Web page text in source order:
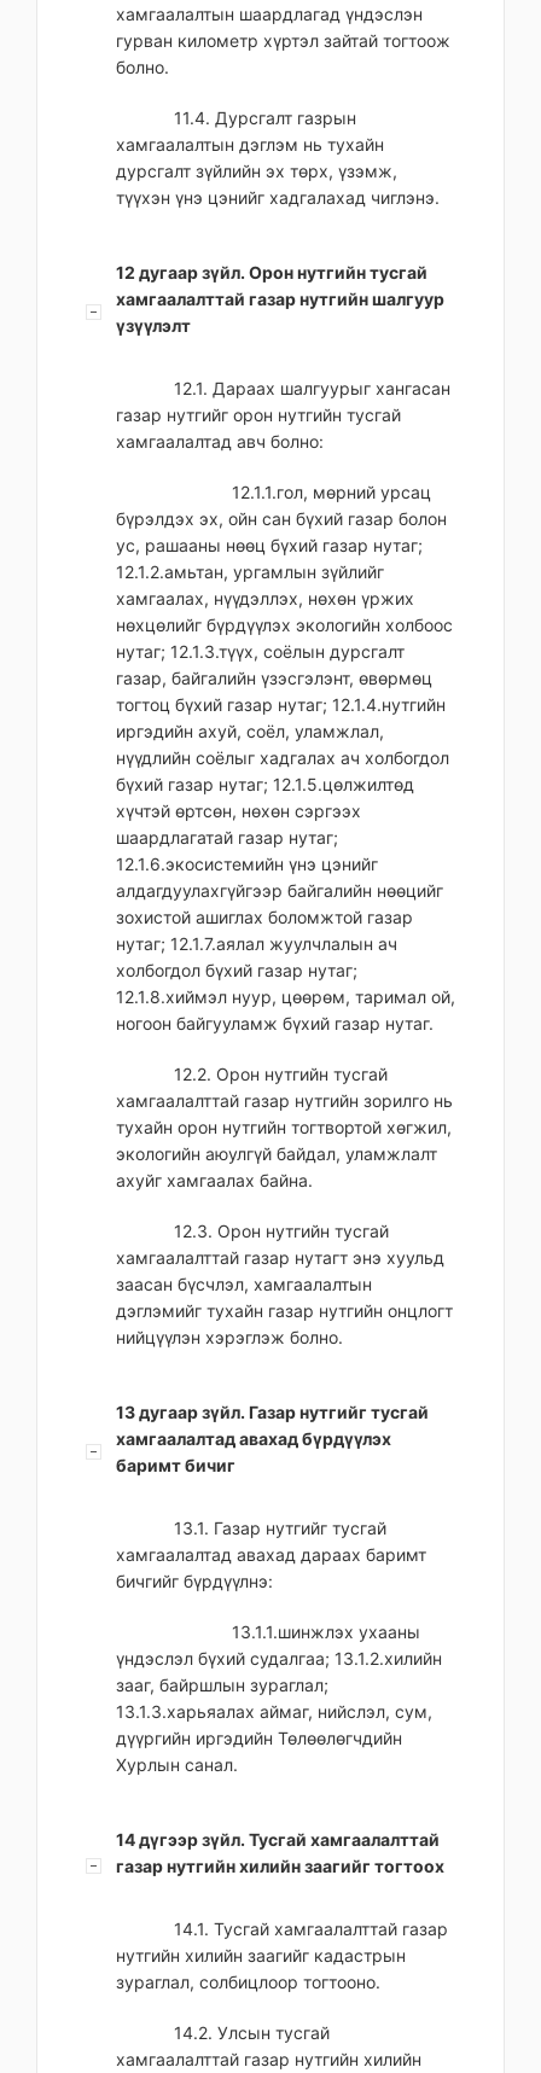
хамгаалалтын шаардлагад үндэслэн
гурван километр хүртэл зайтай тогтоож
болно.
11.4. Дурсгалт газрын
хамгаалалтын дэглэм нь тухайн
дурсгалт зүйлийн эх төрх, үзэмж,
түүхэн үнэ цэнийг хадгалахад чиглэнэ.
12 дугаар зүйл. Орон нутгийн тусгай
хамгаалалттай газар нутгийн шалгуур
үзүүлэлт
12.1. Дараах шалгуурыг хангасан
газар нутгийг орон нутгийн тусгай
хамгаалалтад авч болно:
12.1.1.гол, мөрний урсац
бүрэлдэх эх, ойн сан бүхий газар болон
ус, рашааны нөөц бүхий газар нутаг;
12.1.2.амьтан, ургамлын зүйлийг
хамгаалах, нүүдэллэх, нөхөн үржих
нөхцөлийг бүрдүүлэх экологийн холбоос
нутаг; 12.1.3.түүх, соёлын дурсгалт
газар, байгалийн үзэсгэлэнт, өвөрмөц
тогтоц бүхий газар нутаг; 12.1.4.нутгийн
иргэдийн ахуй, соёл, уламжлал,
нүүдлийн соёлыг хадгалах ач холбогдол
бүхий газар нутаг; 12.1.5.цөлжилтөд
хүчтэй өртсөн, нөхөн сэргээх
шаардлагатай газар нутаг;
12.1.6.экосистемийн үнэ цэнийг
алдагдуулахгүйгээр байгалийн нөөцийг
зохистой ашиглах боломжтой газар
нутаг; 12.1.7.аялал жуулчлалын ач
холбогдол бүхий газар нутаг;
12.1.8.хиймэл нуур, цөөрөм, таримал ой,
ногоон байгууламж бүхий газар нутаг.
12.2. Орон нутгийн тусгай
хамгаалалттай газар нутгийн зорилго нь
тухайн орон нутгийн тогтвортой хөгжил,
экологийн аюулгүй байдал, уламжлалт
ахуйг хамгаалах байна.
12.3. Орон нутгийн тусгай
хамгаалалттай газар нутагт энэ хуульд
заасан бүсчлэл, хамгаалалтын
дэглэмийг тухайн газар нутгийн онцлогт
нийцүүлэн хэрэглэж болно.
13 дугаар зүйл. Газар нутгийг тусгай
хамгаалалтад авахад бүрдүүлэх
баримт бичиг
13.1. Газар нутгийг тусгай
хамгаалалтад авахад дараах баримт
бичгийг бүрдүүлнэ:
13.1.1.шинжлэх ухааны
үндэслэл бүхий судалгаа; 13.1.2.хилийн
зааг, байршлын зураглал;
13.1.3.харьяалах аймаг, нийслэл, сум,
дүүргийн иргэдийн Төлөөлөгчдийн
Хурлын санал.
14 дүгээр зүйл. Тусгай хамгаалалттай
газар нутгийн хилийн заагийг тогтоох
14.1. Тусгай хамгаалалттай газар
нутгийн хилийн заагийг кадастрын
зураглал, солбицлоор тогтооно.
14.2. Улсын тусгай
хамгаалалттай газар нутгийн хилийн